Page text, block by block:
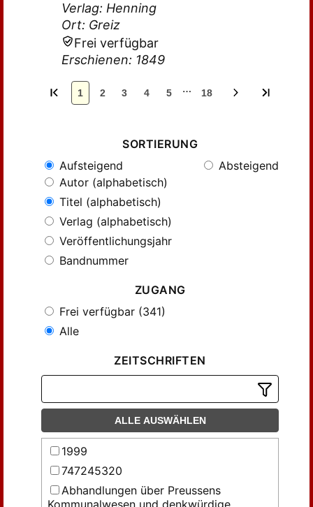
Verlag: Henning
Ort: Greiz
Frei verfügbar
Erschienen: 1849
1 2 3 4 5 … 18
SORTIERUNG
Aufsteigend
Absteigend
Autor (alphabetisch)
Titel (alphabetisch)
Verlag (alphabetisch)
Veröffentlichungsjahr
Bandnummer
ZUGANG
Frei verfügbar (341)
Alle
ZEITSCHRIFTEN
ALLE AUSWÄHLEN
1999
747245320
Abhandlungen über Preussens
Kommunalwesen und denkwürdige